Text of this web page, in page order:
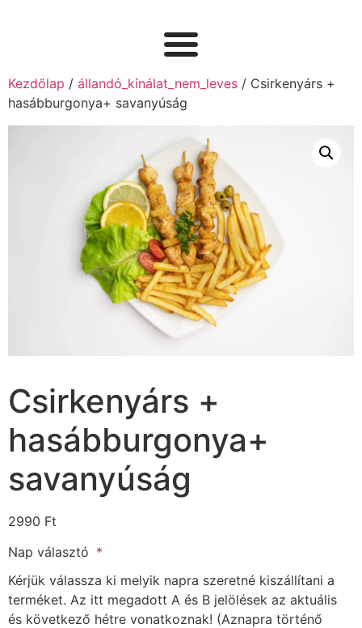
Kezdőlap / állandó_kínálat_nem_leves / Csirkenyárs +
hasábburgonya+ savanyúság
Csirkenyárs +
hasábburgonya+
savanyúság
2990 Ft
Nap választó
Kérjük válassza ki melyik napra szeretné kiszállítani a
terméket. Az itt megadott A és B jelölések az aktuális
és következő hétre vonatkoznak! (Aznapra történő